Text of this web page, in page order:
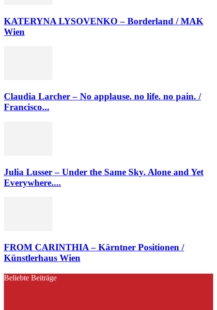
KATERYNA LYSOVENKO – Borderland / MAK
Wien
Claudia Larcher – No applause. no life. no pain. /
Francisco...
Julia Lusser – Under the Same Sky. Alone and Yet
Everywhere....
FROM CARINTHIA – Kärntner Positionen /
Künstlerhaus Wien
Beliebte Beiträge